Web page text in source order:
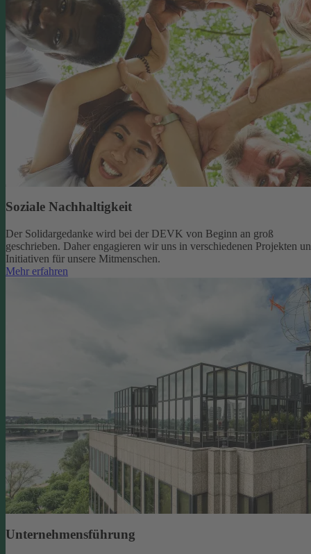
Soziale Nachhaltigkeit
Der Solidargedanke wird bei der DEVK von Beginn an groß
geschrieben. Daher engagieren wir uns in verschiedenen Projekten
Initiativen für unsere Mitmenschen.
Mehr erfahren
Unternehmensführung